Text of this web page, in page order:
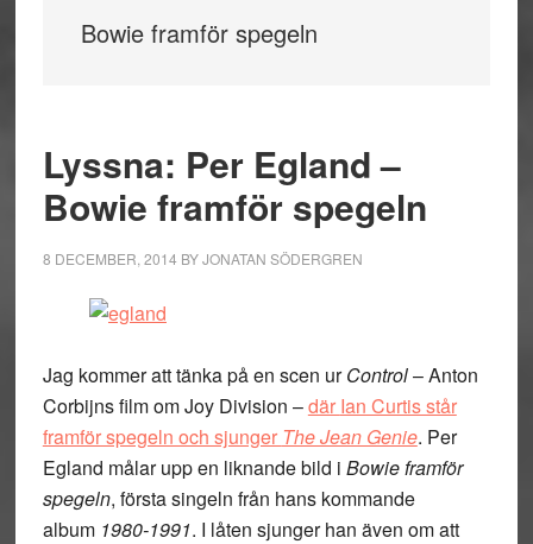
Bowie framför spegeln
Lyssna: Per Egland –
Bowie framför spegeln
8 DECEMBER, 2014 BYJONATAN SÖDERGREN
Jag kommer att tänka på en scen urControl– Anton
Corbijns film om Joy Division –där Ian Curtis står
framför spegeln och sjunger The Jean Genie. Per
Egland målar upp en liknande bild i Bowie framför
spegeln, första singeln från hans kommande
album 1980-1991. I låten sjunger han även om att